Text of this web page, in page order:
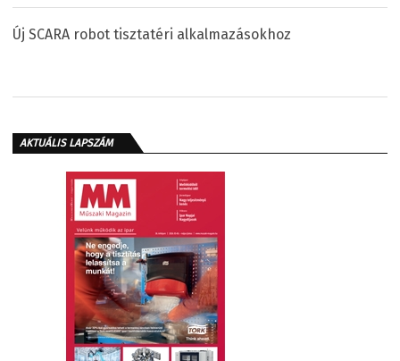
Új SCARA robot tisztatéri alkalmazásokhoz
AKTUÁLIS LAPSZÁM